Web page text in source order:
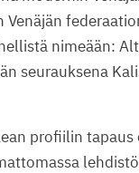
Venäjän
nimeään:
seurauksena
profiilin